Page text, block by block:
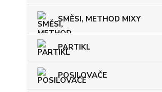
SMĚSI, METHOD MIXY
PARTIKL
POSILOVAČE